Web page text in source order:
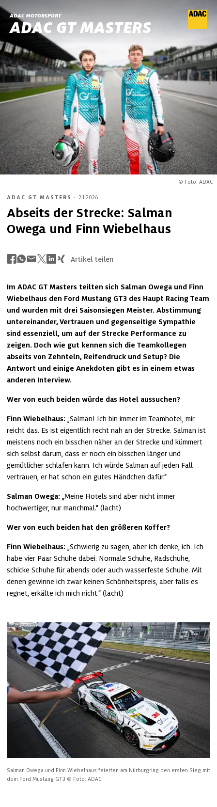
ADAC MOTORSPORT
ADAC GT MASTERS
© Foto: ADAC
ADAC GT MASTERS · 2.1.2026
Abseits der Strecke: Salman
Owega und Finn Wiebelhaus
Artikel teilen
Im ADAC GT Masters teilten sich Salman Owega und Finn
Wiebelhaus den Ford Mustang GT3 des Haupt Racing Team
und wurden mit drei Saisonsiegen Meister. Abstimmung
untereinander, Vertrauen und gegenseitige Sympathie
sind essenziell, um auf der Strecke Performance zu
zeigen. Doch wie gut kennen sich die Teamkollegen
abseits von Zehnteln, Reifendruck und Setup? Die
Antwort und einige Anekdoten gibt es in einem etwas
anderen Interview.
Wer von euch beiden würde das Hotel aussuchen?
Finn Wiebelhaus: „Salman! Ich bin immer im Teamhotel, mir
reicht das. Es ist eigentlich recht nah an der Strecke. Salman ist
meistens noch ein bisschen näher an der Strecke und kümmert
sich selbst darum, dass er noch ein bisschen länger und
gemütlicher schlafen kann. Ich würde Salman auf jeden Fall
vertrauen, er hat schon ein gutes Händchen dafür.“
Salman Owega: „Meine Hotels sind aber nicht immer
hochwertiger, nur manchmal.“ (lacht)
Wer von euch beiden hat den größeren Koffer?
Finn Wiebelhaus: „Schwierig zu sagen, aber ich denke, ich. Ich
habe vier Paar Schuhe dabei. Normale Schuhe, Radschuhe,
schicke Schuhe für abends oder auch wasserfeste Schuhe. Mit
denen gewinne ich zwar keinen Schönheitspreis, aber falls es
regnet, erkälte ich mich nicht.“ (lacht)
Salman Owega und Finn Wiebelhaus feierten am Nürburgring den ersten Sieg mit
dem Ford Mustang GT3 © Foto: ADAC